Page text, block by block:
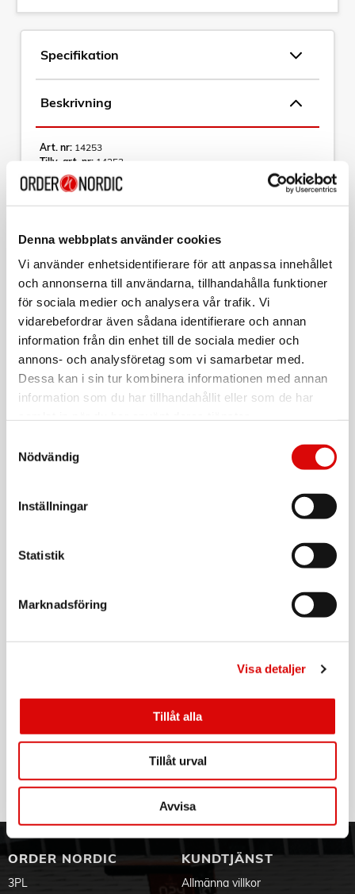
Denna webbplats använder cookies
Vi använder enhetsidentifierare för att anpassa innehållet
och annonserna till användarna, tillhandahålla funktioner
för sociala medier och analysera vår trafik. Vi
vidarebefordrar även sådana identifierare och annan
information från din enhet till de sociala medier och
annons- och analysföretag som vi samarbetar med.
Dessa kan i sin tur kombinera informationen med annan
information som du har tillhandahållit eller som de har
Nödvändig
Inställningar
Statistik
Marknadsföring
Visa detaljer
Tillåt alla
Tillåt urval
Avvisa
Specifikation
Beskrivning
Art. nr: 14253
Tillv. art. nr: 14253
EAN-kod:
7330545142532
För hel kartong beställ:
Nexa MJLT-2005 Fjärrkontroll till MJLR-2000 (styrning av
markiser, filmdukar, rullgardiner)
Fjärrkontroll med magnetiskt väggfäste för styrning av MJLR-
2000 inbyggnadsmottagare för markiser, filmdukar,
rullgardiner m.m.
Styr upp/ut, ned/in och stopp vid valfri position samt två
programmerbara förval.
- Styr MJLR-2000
- Vägghållare med magnetfäste
Räckvidd: Upp till 30 m
Produktdokument
Läs mer
Rek: 49,00 kr
MJLR-2000 Inbyggnadsmottagare 1000W
Rek: 249,00 kr
NEXA
Nexa Bridge 3
Art nr:
Tillv. art. nr:
ORDER NORDIC
3PL
KUNDTJÄNST
Allmänna villkor